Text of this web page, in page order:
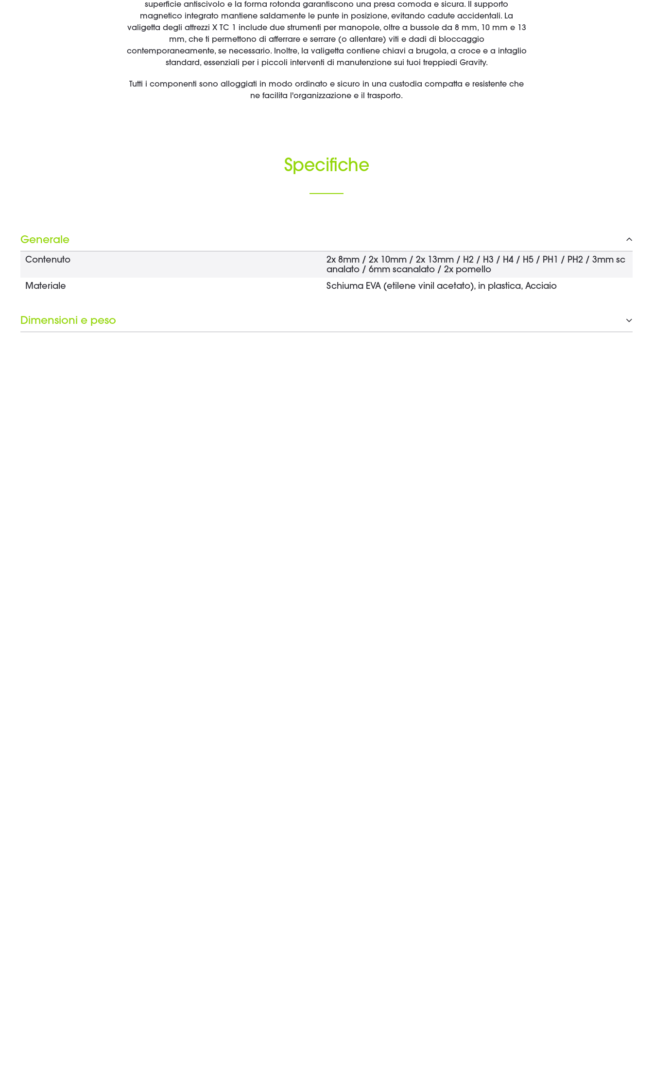
superficie antiscivolo e la forma rotonda garantiscono una presa comoda e sicura. Il supporto
magnetico integrato mantiene saldamente le punte in posizione, evitando cadute accidentali. La
valigetta degli attrezzi X TC 1 include due strumenti per manopole, oltre a bussole da 8 mm, 10 mm e 13
mm, che ti permettono di afferrare e serrare (o allentare) viti e dadi di bloccaggio
contemporaneamente, se necessario. Inoltre, la valigetta contiene chiavi a brugola, a croce e a intaglio
standard, essenziali per i piccoli interventi di manutenzione sui tuoi treppiedi Gravity.
Tutti i componenti sono alloggiati in modo ordinato e sicuro in una custodia compatta e resistente che
ne facilita l'organizzazione e il trasporto.
Specifiche
Generale
Contenuto
2x 8mm / 2x 10mm / 2x 13mm / H2 / H3 / H4 / H5 / PH1 / PH2 / 3mm sc
analato / 6mm scanalato / 2x pomello
Materiale
Schiuma EVA (etilene vinil acetato), in plastica, Acciaio
Dimensioni e peso